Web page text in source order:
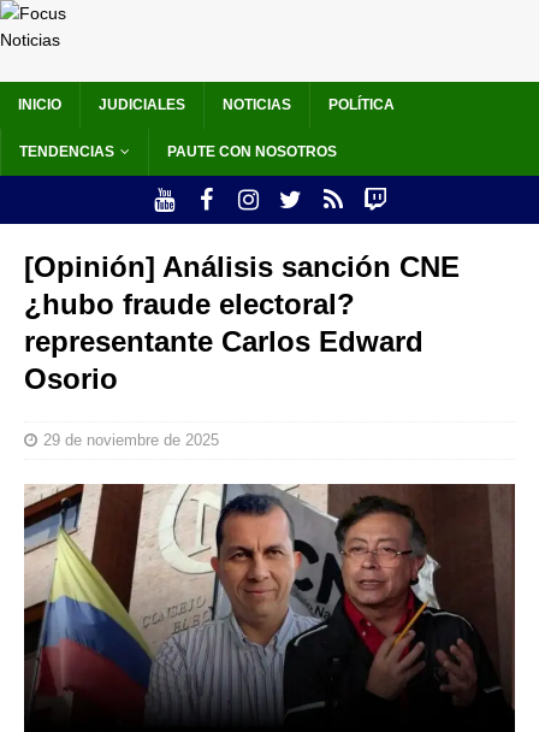
INICIO JUDICIALES NOTICIAS POLÍTICA
TENDENCIAS PAUTE CON NOSOTROS
[Opinión] Análisis sanción CNE
¿hubo fraude electoral?
representante Carlos Edward
Osorio
29 de noviembre de 2025